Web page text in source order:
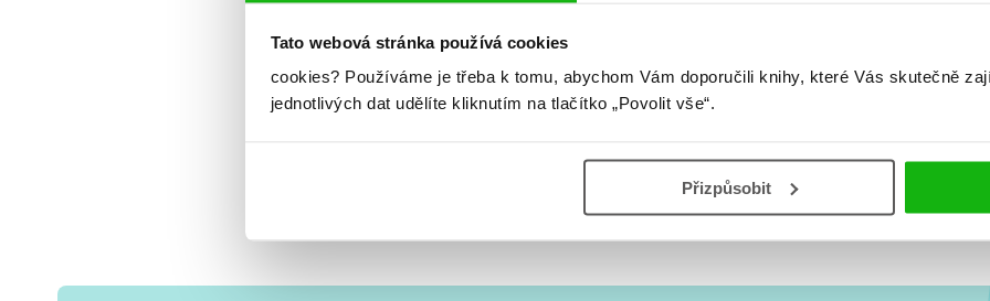
Tato webová stránka používá cookies
cookies? Používáme je třeba k tomu, abychom Vám doporučili knihy, které Vás skutečně
jednotlivých dat udělíte kliknutím na tlačítko „Povolit vše“.
Přizpůsobit
Žádné knihy nenalezeny.